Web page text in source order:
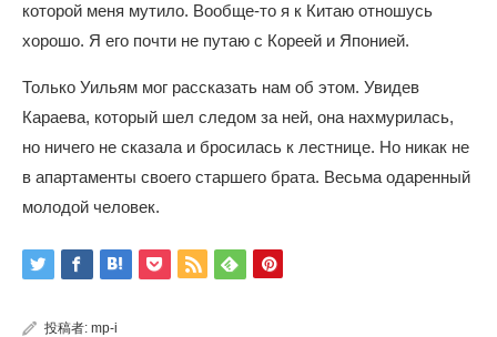
которой меня мутило. Вообще-то я к Китаю отношусь
хорошо. Я его почти не путаю с Кореей и Японией.
Только Уильям мог рассказать нам об этом. Увидев
Караева, который шел следом за ней, она нахмурилась,
но ничего не сказала и бросилась к лестнице. Но никак не
в апартаменты своего старшего брата. Весьма одаренный
молодой человек.
投稿者: mp-i